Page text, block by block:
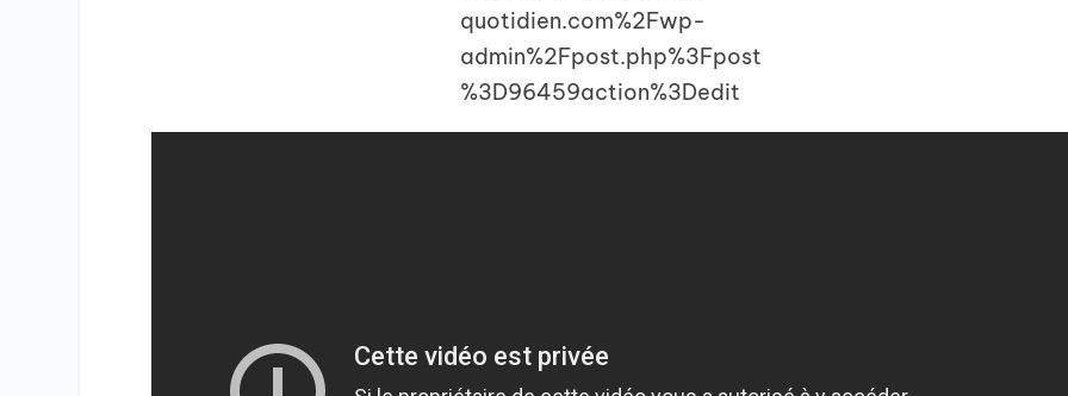
quotidien.com%2Fwp-
admin%2Fpost.php%3Fpost
%3D96459action%3Dedit